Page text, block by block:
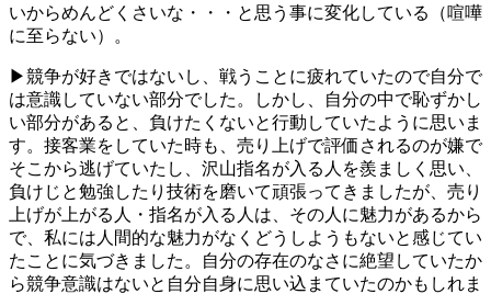
いからめんどくさいな・・・と思う事に変化している（喧嘩
に至らない）。
▶競争が好きではないし、戦うことに疲れていたので自分で
は意識していない部分でした。しかし、自分の中で恥ずかし
い部分があると、負けたくないと行動していたように思いま
す。接客業をしていた時も、売り上げで評価されるのが嫌で
そこから逃げていたし、沢山指名が入る人を羨ましく思い、
負けじと勉強したり技術を磨いて頑張ってきましたが、売り
上げが上がる人・指名が入る人は、その人に魅力があるから
で、私には人間的な魅力がなくどうしようもないと感じてい
たことに気づきました。自分の存在のなさに絶望していたか
ら競争意識はないと自分自身に思い込まていたのかもしれま